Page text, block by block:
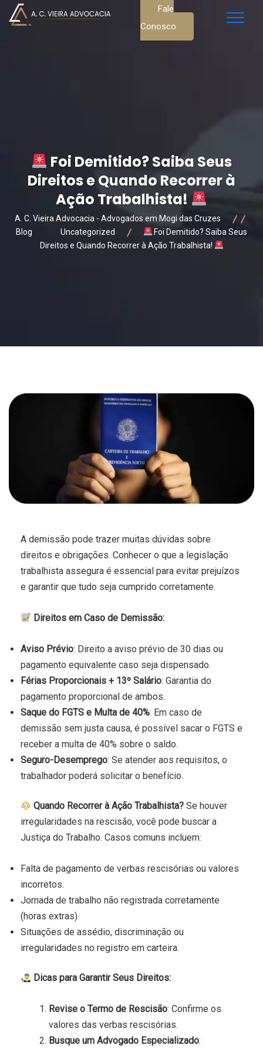
Fale
Conosco
Foi Demitido? Saiba Seus
Direitos e Quando Recorrer à
Ação Trabalhista!
A. C. Vieira Advocacia - Advogados em Mogi das Cruzes
Blog
Uncategorized
Foi Demitido? Saiba Seus
Direitos e Quando Recorrer à Ação Trabalhista!
A demissão pode trazer muitas dúvidas sobre
direitos e obrigações. Conhecer o que a legislação
trabalhista assegura é essencial para evitar prejuízos
e garantir que tudo seja cumprido corretamente.
Direitos em Caso de Demissão:
Aviso Prévio: Direito a aviso prévio de 30 dias ou
pagamento equivalente caso seja dispensado.
Férias Proporcionais + 13º Salário: Garantia do
pagamento proporcional de ambos.
Saque do FGTS e Multa de 40%: Em caso de
demissão sem justa causa, é possível sacar o FGTS e
receber a multa de 40% sobre o saldo.
Seguro-Desemprego: Se atender aos requisitos, o
trabalhador poderá solicitar o benefício.
Quando Recorrer à Ação Trabalhista? Se houver
irregularidades na rescisão, você pode buscar a
Justiça do Trabalho. Casos comuns incluem:
Falta de pagamento de verbas rescisórias ou valores
incorretos.
Jornada de trabalho não registrada corretamente
(horas extras).
Situações de assédio, discriminação ou
irregularidades no registro em carteira.
Dicas para Garantir Seus Direitos:
Revise o Termo de Rescisão: Confirme os
valores das verbas rescisórias.
Busque um Advogado Especializado: